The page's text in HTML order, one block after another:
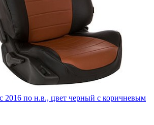
2016 по н.в., цвет черный с коричневым